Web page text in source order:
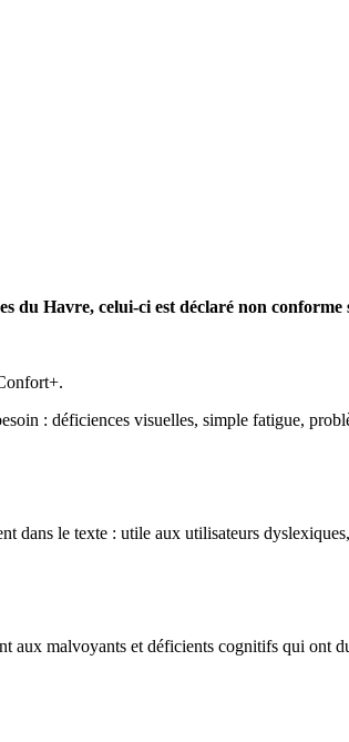
du Havre, celui-ci est déclaré non conforme
: déficiences visuelles, simple fatigue,
dans le texte : utile aux utilisateurs
malvoyants et déficients cognitifs qui ont